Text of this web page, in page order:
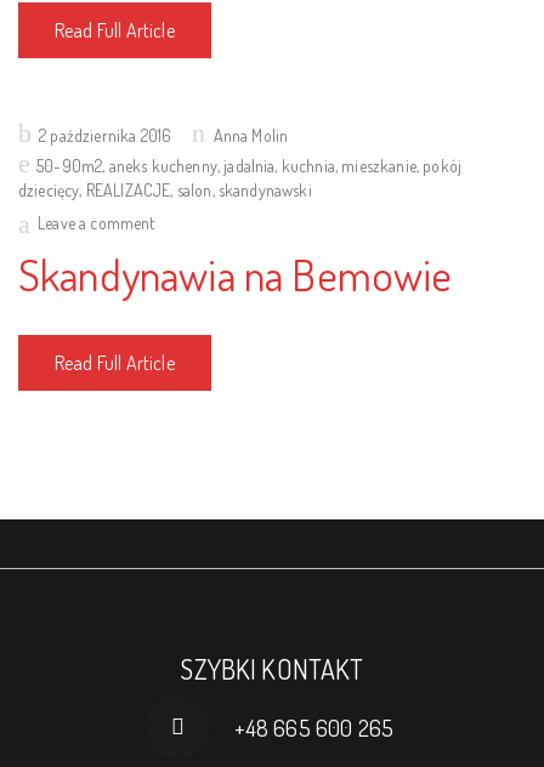
Read Full Article
Posted
on
2 października 2016
Anna Molin
50-90m2, aneks kuchenny, jadalnia, kuchnia, mieszkanie, pokój
dziecięcy, REALIZACJE, salon, skandynawski
Leave a comment
Skandynawia na Bemowie
Read Full Article
SZYBKI KONTAKT
+48 665 600 265